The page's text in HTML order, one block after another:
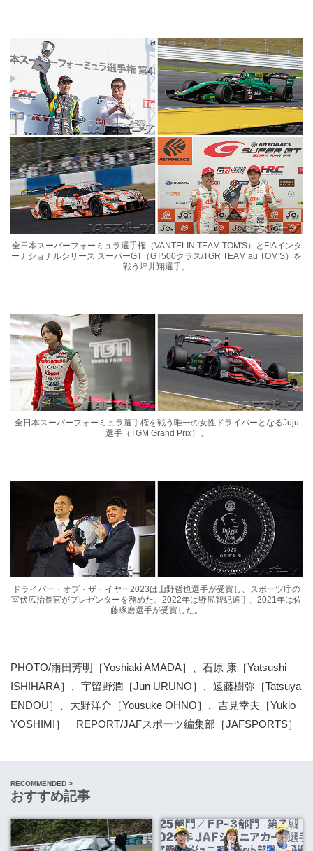
全日本スーパーフォーミュラ選手権（VANTELIN TEAM TOM'S）とFIAインタ
ーナショナルシリーズ スーパーGT（GT500クラス/TGR TEAM au TOM'S）を
戦う坪井翔選手。
全日本スーパーフォーミュラ選手権を戦う唯一の女性ドライバーとなるJuju
選手（TGM Grand Prix）。
ドライバー・オブ・ザ・イヤー2023は山野哲也選手が受賞し、スポーツ庁の
室伏広治長官がプレゼンターを務めた。2022年は野尻智紀選手、2021年は佐
藤琢磨選手が受賞した。
PHOTO/雨田芳明［Yoshiaki AMADA］、石原 康［Yatsushi
ISHIHARA］、宇留野潤［Jun URUNO］、遠藤樹弥［Tatsuya
ENDOU］、大野洋介［Yousuke OHNO］、吉見幸夫［Yukio
YOSHIMI］ REPORT/JAFスポーツ編集部［JAFSPORTS］
RECOMMENDED >
おすすめ記事